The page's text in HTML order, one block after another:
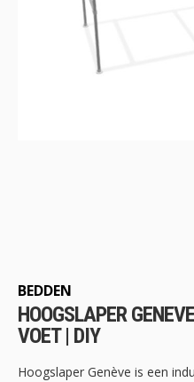
begin
van
de
afbeeldingen-
BEDDEN
HOOGSLAPER
VOET | DIY
Hoogslaper Genève is een